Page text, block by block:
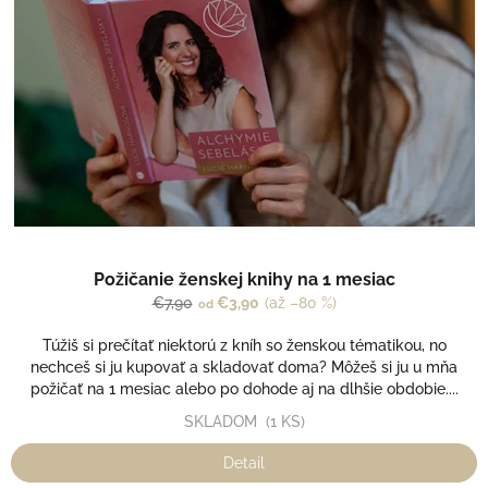
d
o
Požičanie ženskej knihy na 1 mesiac
€7,90 od€3,90 (až –80 %)
Túžiš si prečítať niektorú z kníh so ženskou tématikou, no
nechceš si ju kupovať a skladovať doma? Môžeš si ju u mňa
požičať na 1 mesiac alebo po dohode aj na dlhšie obdobie....
SKLADOM (1 KS)
Detail